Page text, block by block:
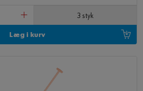
3 styk
Læg i kurv